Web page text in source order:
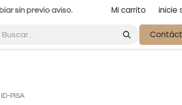
sin previo aviso. Mi carrito inicie
ID-PISA